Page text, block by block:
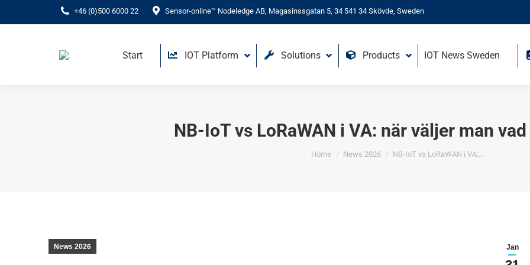
+46 (0)500 6000 22 Sensor-online™ Nodeledge AB, Magasinssgatan 5, 34 541 34 Skövde, Sweden
Start IOT Platform Solutions Products IOT News Sweden
NB-IoT vs LoRaWAN i VA: när väljer man
You are here:
Home News 2026 NB-IoT vs LoRaWAN i VA:…
Jan
News 2026